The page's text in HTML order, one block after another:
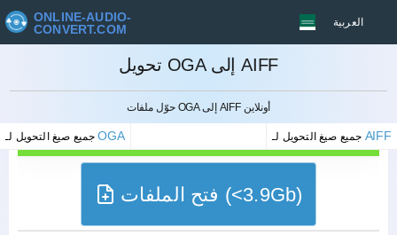
ONLINE-AUDIO-
CONVERT.COM
العربية
تحويل OGA إلى AIFF
حوّل ملفات OGA إلى AIFF أونلاين
جميع صيغ التحويل لـOGA AIFF
إلغاء
فتح الملفات (<3.9Gb)